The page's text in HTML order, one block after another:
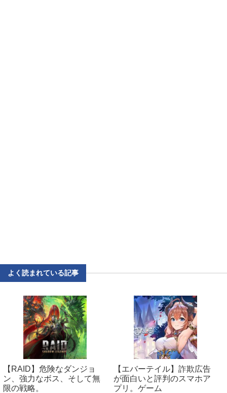
よく読まれている記事
【RAID】危険なダンジョ
ン、強力なボス、そして無
限の戦略。
【エバーテイル】詐欺広告
が面白いと評判のスマホア
プリ。ゲーム